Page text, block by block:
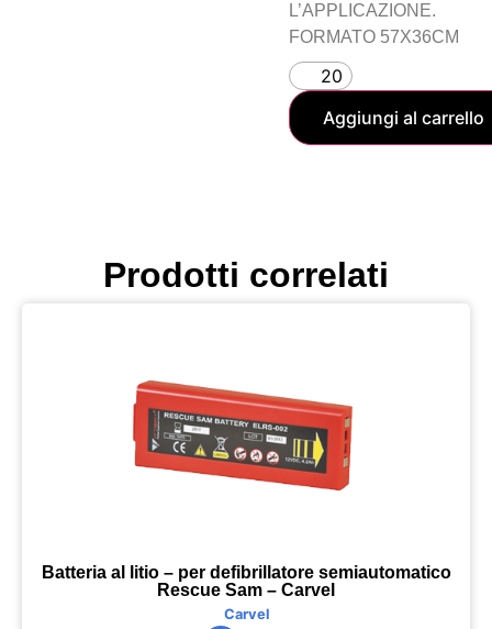
L’APPLICAZIONE.
FORMATO 57X36CM
Aggiungi al carrello
Prodotti correlati
Batteria al litio – per defibrillatore semiautomatico
Rescue Sam – Carvel
Carvel